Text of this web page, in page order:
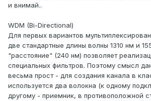
и внимай..
WDM (Bi-Directional)
Для первых вариантов
две стандартные длины волны 1310 нм и
"расстояние" (240 нм) позволяет
специальных фильтров. Поэтому смысл
весьма прост - для создания канала в
используется два волокна (к одному
другому - приемник, в противоположной